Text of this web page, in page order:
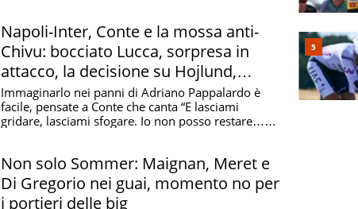
Napoli-Inter, Conte e la mossa anti-
Chivu: bocciato Lucca, sorpresa in
attacco, la decisione su Hojlund,
Meret ko
Immaginarlo nei panni di Adriano Pappalardo è
facile, pensate a Conte che canta “E lasciami
gridare, lasciami sfogare. Io non posso restare…
Non solo Sommer: Maignan, Meret e
Di Gregorio nei guai, momento no per
i portieri delle big